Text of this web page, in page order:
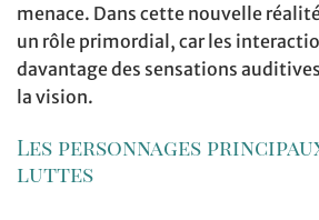
menace. Dans cette nouvelle
un rôle primordial, car les
davantage des sensations
la vision.
Les personnages
luttes